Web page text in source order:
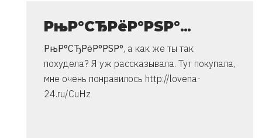
очень
Владимир
РњР°СЂРёР°РЅР°…
РњР°СЂРёР°РЅР°, а как же ты так
похудела? Я уж рассказывала. Тут покупала,
мне очень понравилось http://lovena-
24.ru/CuHz